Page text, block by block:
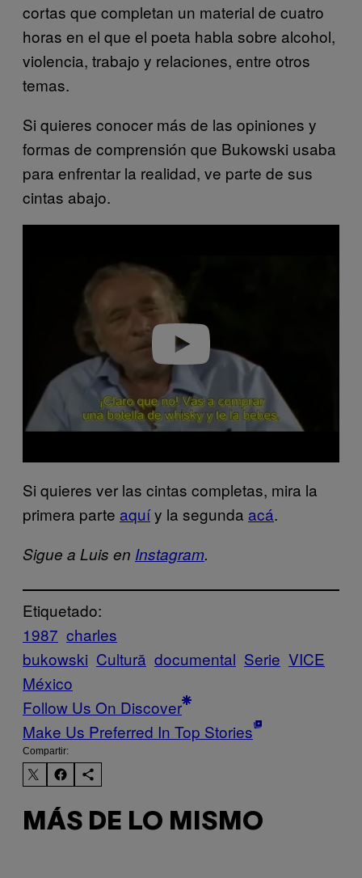
cortas que completan un material de cuatro
horas en el que el poeta habla sobre alcohol,
violencia, trabajo y relaciones, entre otros
temas.
Si quieres conocer más de las opiniones y
formas de comprensión que Bukowski usaba
para enfrentar la realidad, ve parte de sus
cintas abajo.
Si quieres ver las cintas completas, mira la
primera parte aquíy la segunda acá.
Sigue a Luis en Instagram.
Etiquetado:
1987 charles
bukowski Cultură documental Serie VICE
México
Follow Us On Discover
Make Us Preferred In Top Stories
Compartir:
MÁS DE LO MISMO